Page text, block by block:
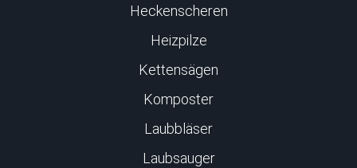
Heckenscheren
Heizpilze
Kettensägen
Komposter
Laubbläser
Laubsauger